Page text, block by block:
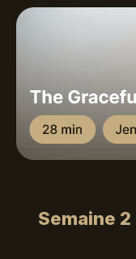
Semaine